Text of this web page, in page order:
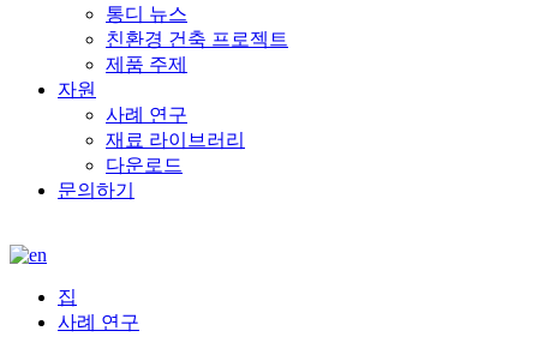
통디 뉴스
친환경 건축 프로젝트
제품 주제
자원
사례 연구
재료 라이브러리
다운로드
문의하기
집
사례 연구